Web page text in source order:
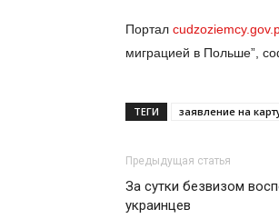
Портал
миграцией в Польше”,
ТЕГИ заявление на
Предыдущая статья
За сутки безвизом
украинцев